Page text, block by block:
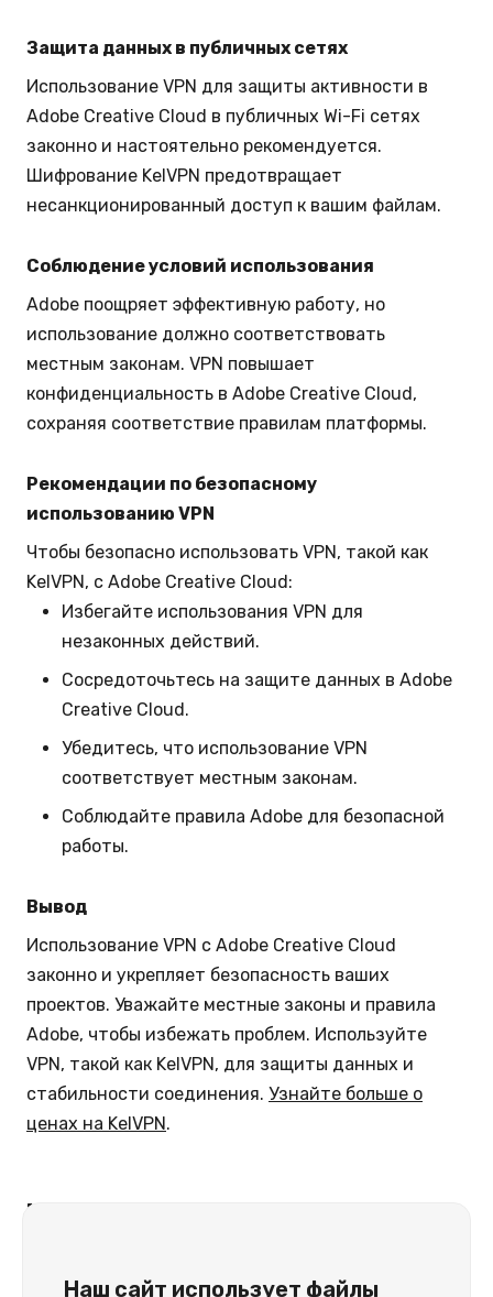
Защита данных в публичных сетях
Использование VPN для защиты активности в
Adobe Creative Cloud в публичных Wi-Fi сетях
законно и настоятельно рекомендуется.
Шифрование KelVPN предотвращает
несанкционированный доступ к вашим файлам.
Соблюдение условий использования
Adobe поощряет эффективную работу, но
использование должно соответствовать
местным законам. VPN повышает
конфиденциальность в Adobe Creative Cloud,
сохраняя соответствие правилам платформы.
Рекомендации по безопасному
использованию VPN
Чтобы безопасно использовать VPN, такой как
KelVPN, с Adobe Creative Cloud:
Избегайте использования VPN для
незаконных действий.
Сосредоточьтесь на защите данных в Adobe
Creative Cloud.
Убедитесь, что использование VPN
соответствует местным законам.
Соблюдайте правила Adobe для безопасной
работы.
Вывод
Использование VPN с Adobe Creative Cloud
законно и укрепляет безопасность ваших
проектов. Уважайте местные законы и правила
Adobe, чтобы избежать проблем. Используйте
VPN, такой как KelVPN, для защиты данных и
стабильности соединения. Узнайте больше о
ценах на KelVPN .
Часто задаваемые вопросы
Наш сайт использует файлы